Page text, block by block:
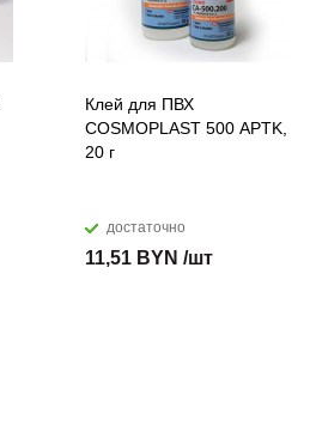
Клей для ПВХ
COSMOPLAST 500 APTK,
20 г
достаточно
11,51 BYN /шт